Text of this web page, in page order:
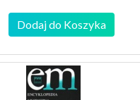
Dodaj do Koszyka